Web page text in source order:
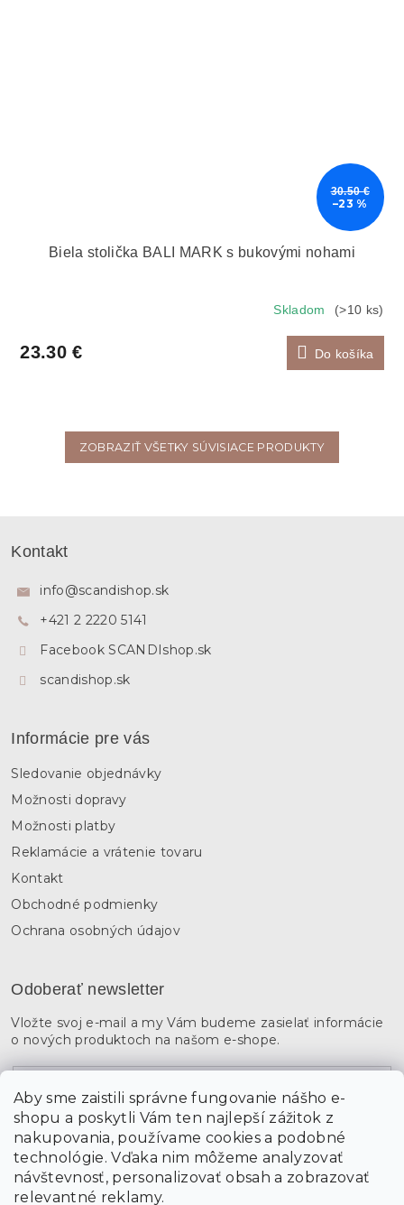
Aby sme zaistili správne fungovanie nášho e-
shopu a poskytli Vám ten najlepší zážitok z
nakupovania, používame cookies a podobné
technológie. Vďaka nim môžeme analyzovať
návštevnosť, personalizovať obsah a zobrazovať
relevantné reklamy.
30.50 €
–23 %
Biela stolička BALI MARK s bukovými nohami
Skladom (>10 ks)
23.30 € Do košíka
ZOBRAZIŤ VŠETKY SÚVISIACE PRODUKTY
Kontakt
info@scandishop.sk
+421 2 2220 5141
Facebook SCANDIshop.sk
scandishop.sk
Informácie pre vás
Sledovanie objednávky
Možnosti dopravy
Možnosti platby
Reklamácie a vrátenie tovaru
Kontakt
Obchodné podmienky
Ochrana osobných údajov
Odoberať newsletter
Vložte svoj e-mail a my Vám budeme zasielať informácie
o nových produktoch na našom e-shope.
Vložením údajov súhlasíte s podmienkami ochrany
osobných údajov
PRIHLÁSIŤ SA